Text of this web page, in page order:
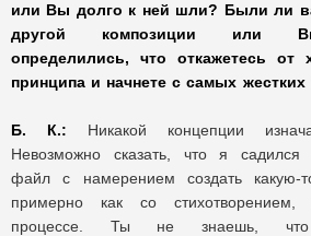
или Вы долго к ней шли? Были ли
другой композиции или
определились, что откажетесь от
принципа и начнете с самых жестких
Б. К.: Никакой концепции
Невозможно сказать, что я садился
файл с намерением создать какую-
примерно как со
процессе. Ты не знаешь,